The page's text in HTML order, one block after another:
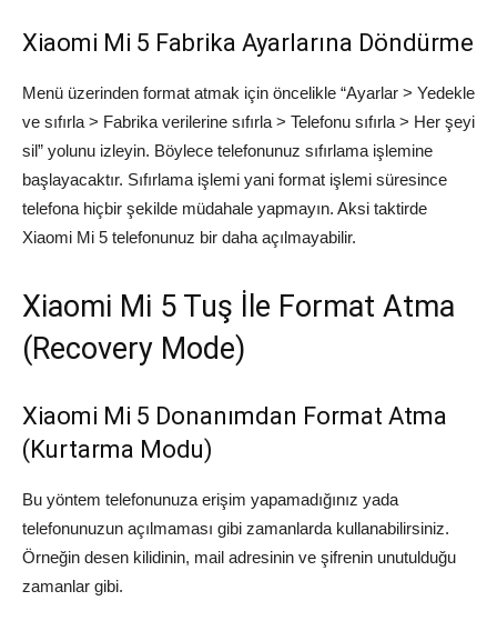
Xiaomi Mi 5 Fabrika Ayarlarına Döndürme
Menü üzerinden format atmak için öncelikle “Ayarlar > Yedekle
ve sıfırla > Fabrika verilerine sıfırla > Telefonu sıfırla > Her şeyi
sil” yolunu izleyin. Böylece telefonunuz sıfırlama işlemine
başlayacaktır. Sıfırlama işlemi yani format işlemi süresince
telefona hiçbir şekilde müdahale yapmayın. Aksi taktirde
Xiaomi Mi 5 telefonunuz bir daha açılmayabilir.
Xiaomi Mi 5 Tuş İle Format Atma
(Recovery Mode)
Xiaomi Mi 5 Donanımdan Format Atma
(Kurtarma Modu)
Bu yöntem telefonunuza erişim yapamadığınız yada
telefonunuzun açılmaması gibi zamanlarda kullanabilirsiniz.
Örneğin desen kilidinin, mail adresinin ve şifrenin unutulduğu
zamanlar gibi.